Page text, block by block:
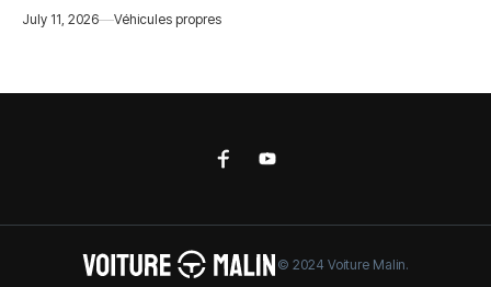
July 11, 2026 Véhicules propres
© 2024 Voiture Malin.